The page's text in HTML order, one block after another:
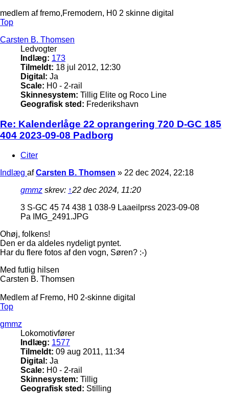
medlem af fremo,Fremodern, H0 2 skinne digital
Top
Carsten B. Thomsen
Ledvogter
Indlæg: 173
Tilmeldt: 18 jul 2012, 12:30
Digital: Ja
Scale: H0 - 2-rail
Skinnesystem: Tillig Elite og Roco Line
Geografisk sted: Frederikshavn
Re: Kalenderlåge 22 oprangering 720 D-GC 185
404 2023-09-08 Padborg
Citer
Indlæg afCarsten B. Thomsen » 22 dec 2024, 22:18
gmmz skrev: ↑22 dec 2024, 11:20
3 S-GC 45 74 438 1 038-9 Laaeilprss 2023-09-08
Pa IMG_2491.JPG
Ohøj, folkens!
Den er da aldeles nydeligt pyntet.
Har du flere fotos af den vogn, Søren? :-)
Med futlig hilsen
Carsten B. Thomsen
Medlem af Fremo, H0 2-skinne digital
Top
gmmz
Lokomotivfører
Indlæg: 1577
Tilmeldt: 09 aug 2011, 11:34
Digital: Ja
Scale: H0 - 2-rail
Skinnesystem: Tillig
Geografisk sted: Stilling